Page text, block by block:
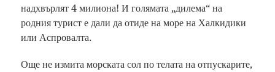
надхвърлят 4 милиона! И голямата „дилема“ на
родния турист е дали да отиде на море на Халкидики
или Аспровалта.
Още не измита морската сол по телата на отпускарите,